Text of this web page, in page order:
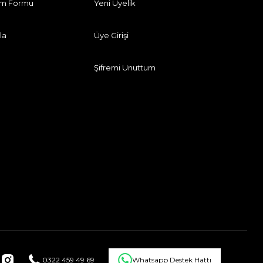
Formu Yeni Üyelik
Üye Girişi
Şifremi Unuttum
0322 459 49 69 Whatsapp Destek Hattı